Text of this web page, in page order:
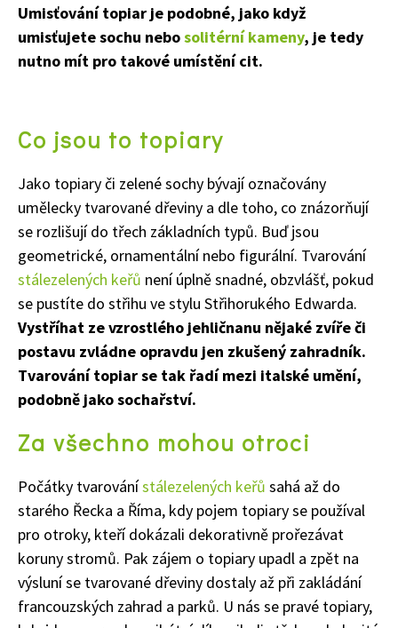
Umisťování topiar je podobné, jako když
umisťujete sochu nebosolitérní kameny, je tedy
nutno mít pro takové umístění cit.
Co jsou to topiary
Jako topiary či zelené sochy bývají označovány
umělecky tvarované dřeviny a dle toho, co znázorňují
se rozlišují do třech základních typů. Buď jsou
geometrické, ornamentální nebo figurální. Tvarování
stálezelených keřů není úplně snadné, obzvlášť, pokud
se pustíte do střihu ve stylu Střihorukého Edwarda.
Vystříhat ze vzrostlého jehličnanu nějaké zvíře či
postavu zvládne opravdu jen zkušený zahradník.
Tvarování topiar se tak řadí mezi italské umění,
podobně jako sochařství.
Za všechno mohou otroci
Počátky tvarovánístálezelených keřů sahá až do
starého Řecka a Říma, kdy pojem topiary se používal
pro otroky, kteří dokázali dekorativně prořezávat
koruny stromů. Pak zájem o topiary upadl a zpět na
výsluní se tvarované dřeviny dostaly až při zakládání
francouzských zahrad a parků. U nás se pravé topiary,